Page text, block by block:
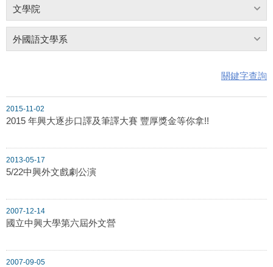
文學院
外國語文學系
關鍵字查詢
2015-11-02
2015 年興大逐步口譯及筆譯大賽 豐厚獎金等你拿!!
2013-05-17
5/22中興外文戲劇公演
2007-12-14
國立中興大學第六屆外文營
2007-09-05